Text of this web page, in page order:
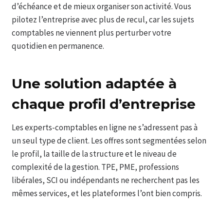
d’échéance et de mieux organiser son activité. Vous
pilotez l’entreprise avec plus de recul, car les sujets
comptables ne viennent plus perturber votre
quotidien en permanence.
Une solution adaptée à
chaque profil d’entreprise
Les experts-comptables en ligne ne s’adressent pas à
un seul type de client. Les offres sont segmentées selon
le profil, la taille de la structure et le niveau de
complexité de la gestion. TPE, PME, professions
libérales, SCI ou indépendants ne recherchent pas les
mêmes services, et les plateformes l’ont bien compris.